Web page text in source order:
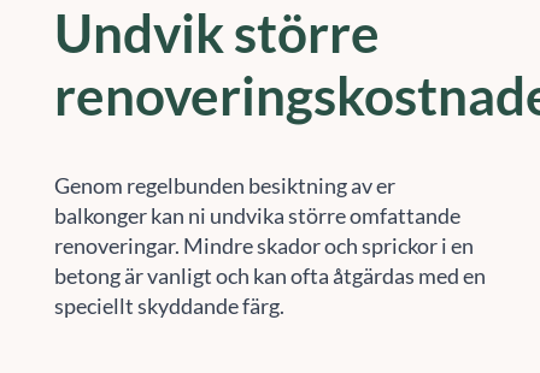
Undvik större
Genom regelbunden besiktning av er
balkonger kan ni undvika större omfattande
renoveringar. Mindre skador och sprickor i en
betong är vanligt och kan ofta åtgärdas med en
speciellt skyddande färg.